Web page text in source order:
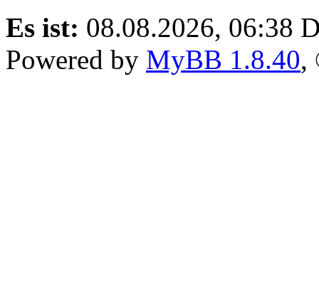
Es ist: 08.08.2026, 06:38
Powered by MyBB 1.8.40,